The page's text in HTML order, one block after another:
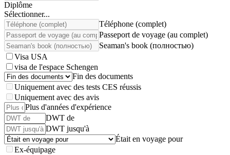
Diplôme
Sélectionner...
Téléphone (complet)
Passeport de voyage (au complet)
Seaman's book (полностью)
Visa USA
visa de l'espace Schengen
Fin des documents
Uniquement avec des tests CES réussis
Uniquement avec des avis
Plus d'années d'expérience
DWT de
DWT jusqu'à
Était en voyage pour
Ex-équipage